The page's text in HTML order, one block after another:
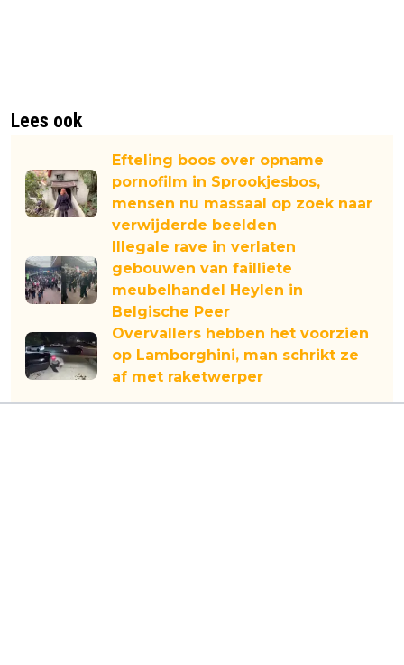
Lees ook
Efteling boos over opname
pornofilm in Sprookjesbos,
mensen nu massaal op zoek naar
verwijderde beelden
Illegale rave in verlaten
gebouwen van failliete
meubelhandel Heylen in
Belgische Peer
Overvallers hebben het voorzien
op Lamborghini, man schrikt ze
af met raketwerper